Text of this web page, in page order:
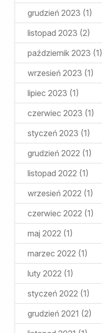
grudzień 2023 (1)
listopad 2023 (2)
październik 2023 (1)
wrzesień 2023 (1)
lipiec 2023 (1)
czerwiec 2023 (1)
styczeń 2023 (1)
grudzień 2022 (1)
listopad 2022 (1)
wrzesień 2022 (1)
czerwiec 2022 (1)
maj 2022 (1)
marzec 2022 (1)
luty 2022 (1)
styczeń 2022 (1)
grudzień 2021 (2)